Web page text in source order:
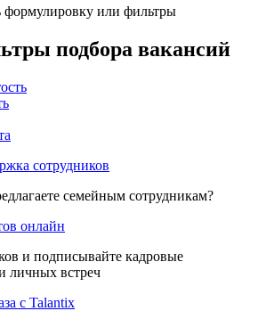
формулировку или фильтры
подбора вакансий
сотрудников
семейным сотрудникам?
онлайн
и подписывайте кадровые
личных встреч
с Talantix